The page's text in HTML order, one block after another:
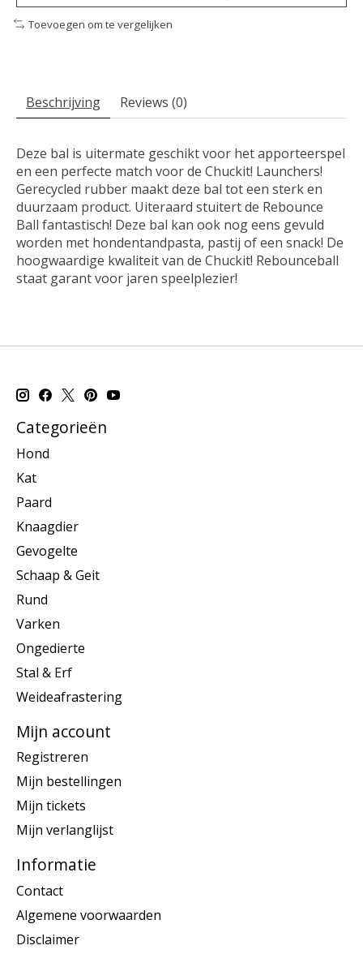
Toevoegen om te vergelijken
Beschrijving Reviews (0)
Deze bal is uitermate geschikt voor het apporteerspel
en een perfecte match voor de Chuckit! Launchers!
Gerecycled rubber maakt deze bal tot een sterk en
duurzaam product. Uiteraard stuitert de Rebounce
Ball fantastisch! Deze bal kan ook nog eens gevuld
worden met hondentandpasta, pastij of een snack! De
hoogwaardige kwaliteit van de Chuckit! Rebounceball
staat garant voor jaren speelplezier!
Categorieën
Hond
Kat
Paard
Knaagdier
Gevogelte
Schaap & Geit
Rund
Varken
Ongedierte
Stal & Erf
Weideafrastering
Mijn account
Registreren
Mijn bestellingen
Mijn tickets
Mijn verlanglijst
Informatie
Contact
Algemene voorwaarden
Disclaimer